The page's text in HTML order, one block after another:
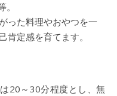
った料理やおやつを一
肯定感を育てます。
20～30分程度とし、無